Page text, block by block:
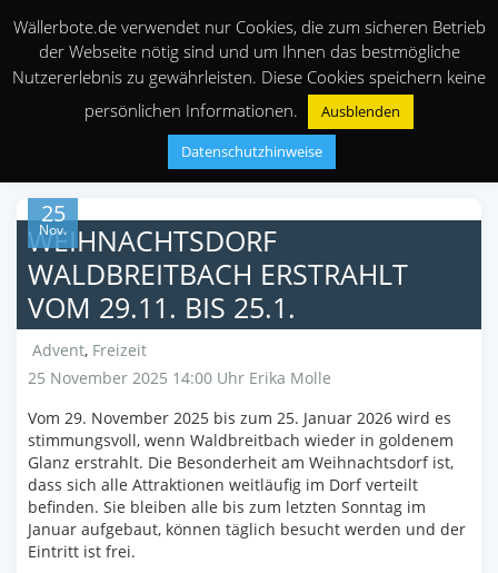
25
Nov.
WEIHNACHTSDORF
WALDBREITBACH ERSTRAHLT
VOM 29.11. BIS 25.1.
Advent, Freizeit
25 November 2025 14:00 Uhr Erika Molle
Vom 29. November 2025 bis zum 25. Januar 2026 wird es
stimmungsvoll, wenn Waldbreitbach wieder in goldenem
Glanz erstrahlt. Die Besonderheit am Weihnachtsdorf ist,
dass sich alle Attraktionen weitläufig im Dorf verteilt
befinden. Sie bleiben alle bis zum letzten Sonntag im
Januar aufgebaut, können täglich besucht werden und der
Eintritt ist frei.
Wällerbote.de verwendet nur Cookies, die zum sicheren Betrieb
der Webseite nötig sind und um Ihnen das bestmögliche
Nutzererlebnis zu gewährleisten. Diese Cookies speichern keine
persönlichen Informationen.
Ausblenden
Datenschutzhinweise